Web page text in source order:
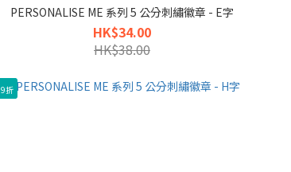
PERSONALISE ME 系列 5 公分刺繡徽章 - E字
HK$34.00
HK$38.00
9折